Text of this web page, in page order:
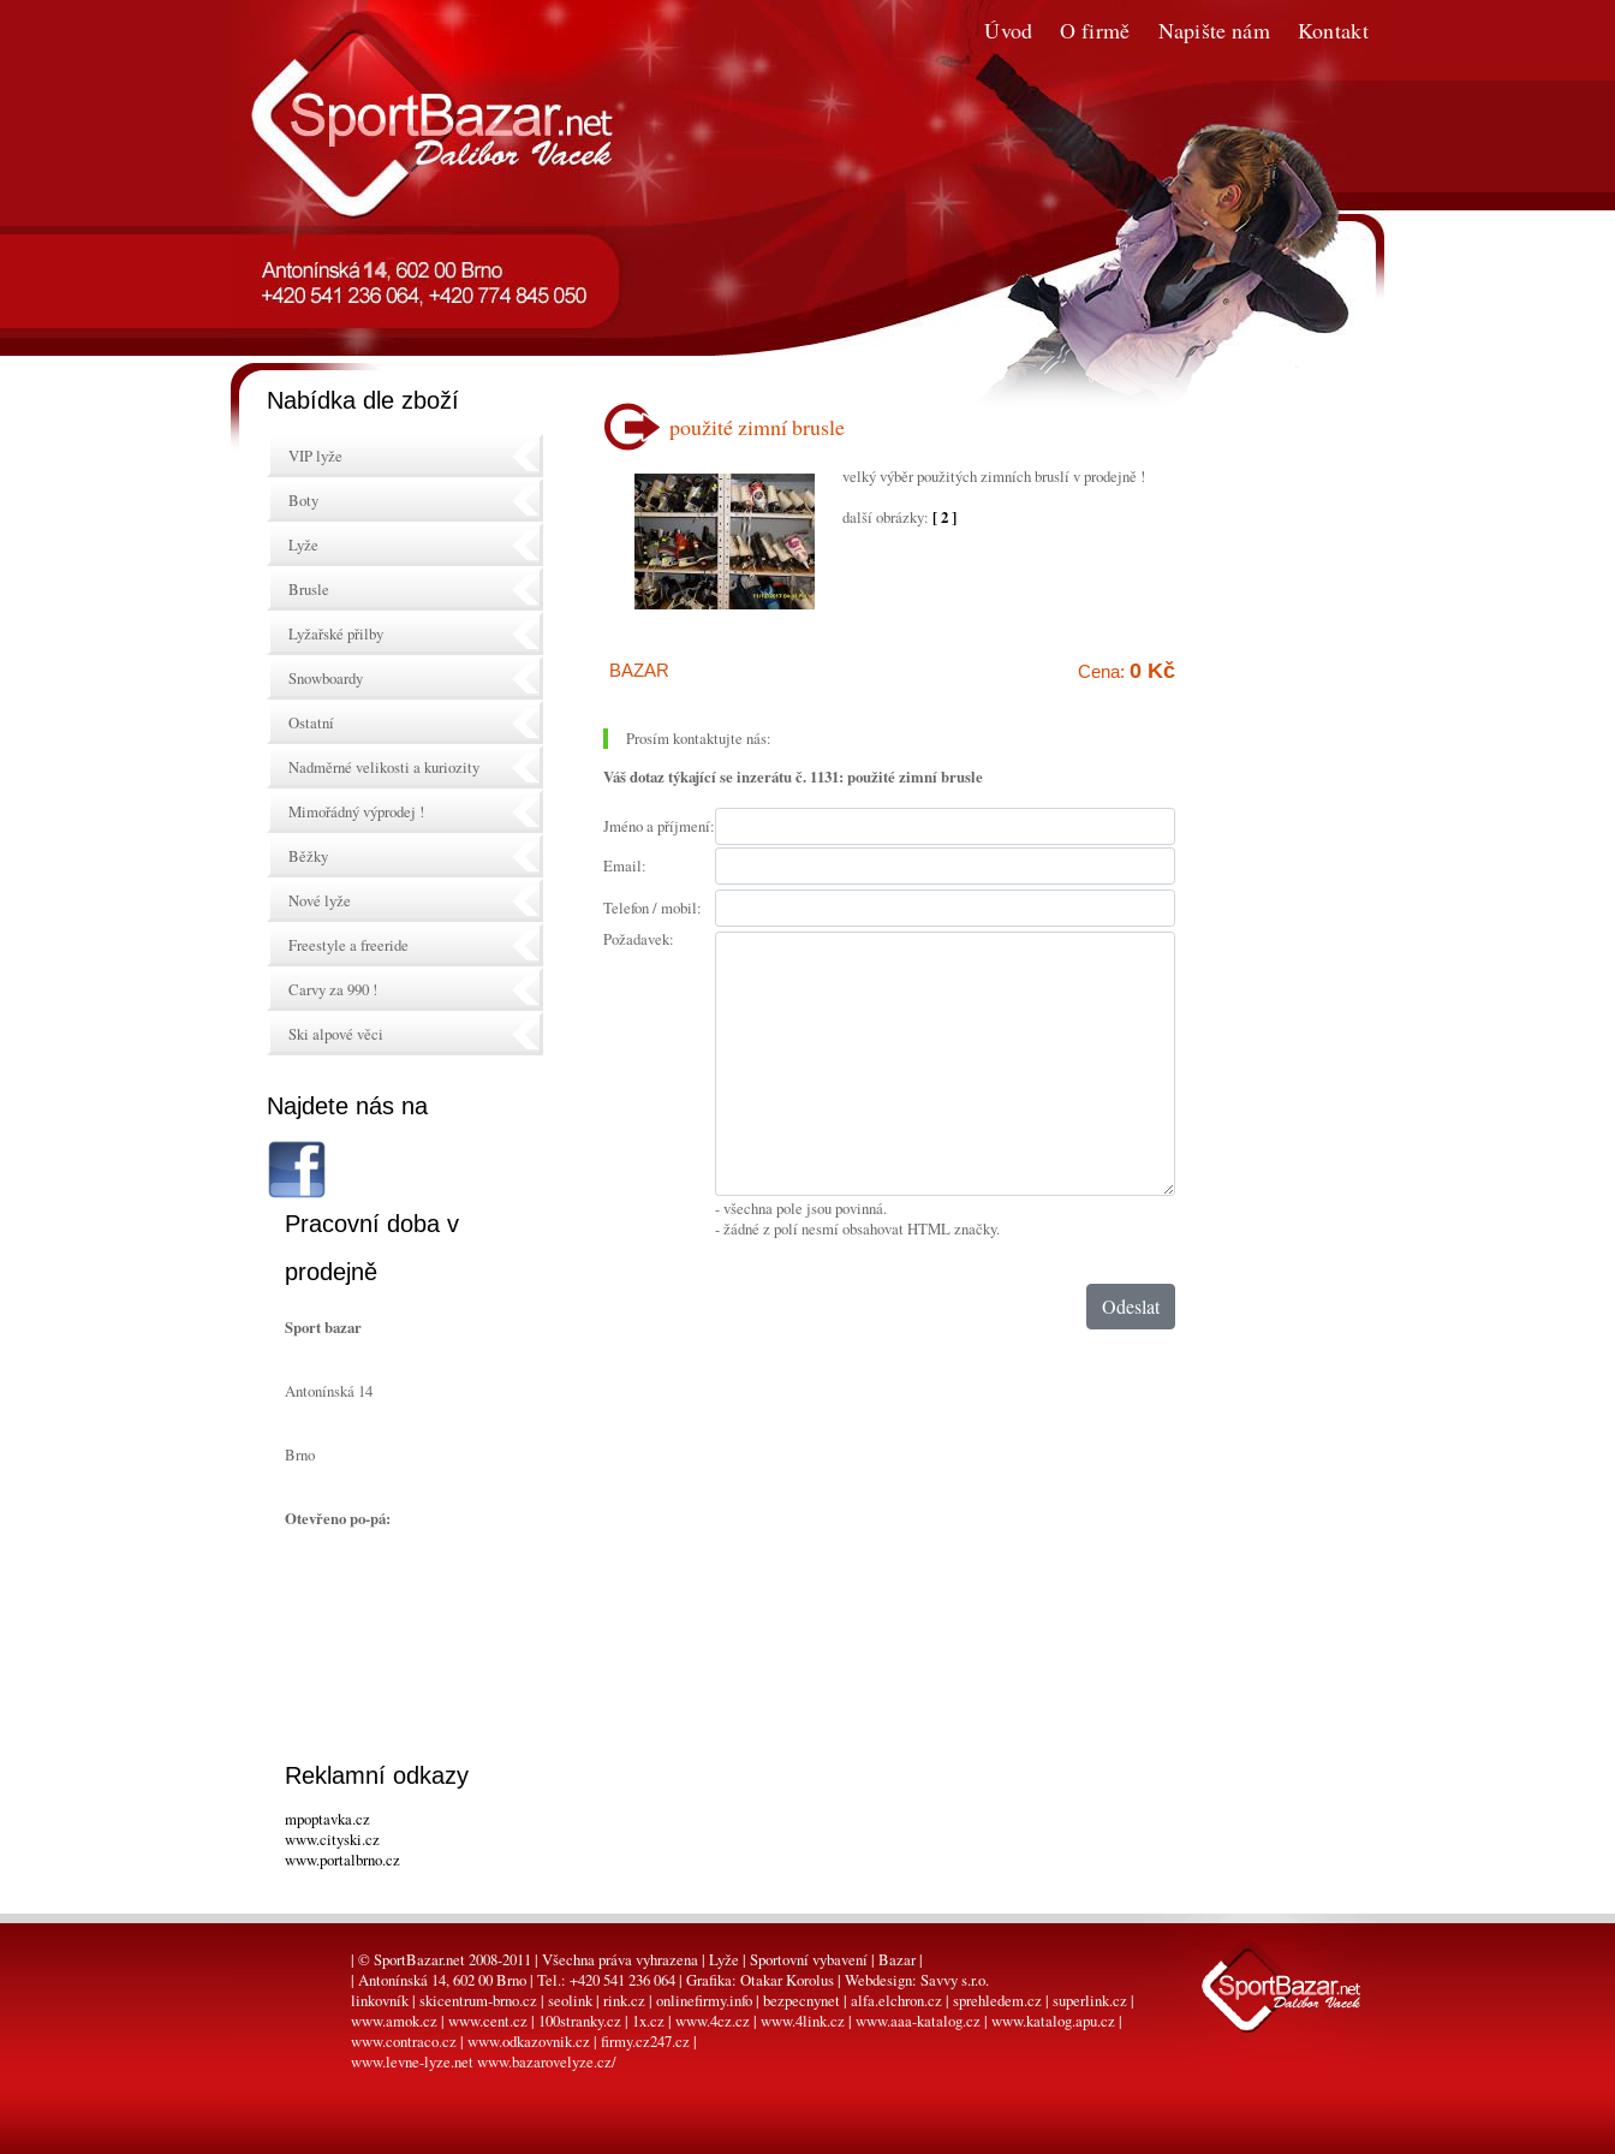
Úvod O firmě Napište nám Kontakt
použité zimní brusle
velký výběr použitých zimních bruslí v prodejně !
další obrázky: [ 2 ]
BAZAR Cena: 0 Kč
Prosím kontaktujte nás:
Váš dotaz týkající se inzerátu č. 1131: použité zimní brusle
Jméno a příjmení:
Email:
Telefon / mobil:
Požadavek:
- všechna pole jsou povinná.
- žádné z polí nesmí obsahovat HTML značky.
Nabídka dle zboží
VIP lyže
Boty
Lyže
Brusle
Lyžařské přilby
Snowboardy
Ostatní
Nadměrné velikosti a kuriozity
Mimořádný výprodej !
Běžky
Nové lyže
Freestyle a freeride
Carvy za 990 !
Ski alpové věci
Najdete nás na
Pracovní doba v
prodejně
Sport bazar
Antonínská 14
Brno
Otevřeno po-pá:
Reklamní odkazy
mpoptavka.cz
www.cityski.cz
www.portalbrno.cz
| © SportBazar.net 2008-2011 | Všechna práva vyhrazena | Lyže | Sportovní vybavení | Bazar |
| Antonínská 14, 602 00 Brno | Tel.: +420 541 236 064 | Grafika: Otakar Korolus| Webdesign: Savvy s.r.o.
linkovník| skicentrum-brno.cz| seolink| rink.cz| onlinefirmy.info| bezpecnynet| alfa.elchron.cz| sprehledem.cz| superlink.cz|
www.amok.cz| www.cent.cz| 100stranky.cz| 1x.cz| www.4cz.cz| www.4link.cz| www.aaa-katalog.cz| www.katalog.apu.cz|
www.contraco.cz| www.odkazovnik.cz| firmy.cz247.cz|
www.levne-lyze.netwww.bazarovelyze.cz/